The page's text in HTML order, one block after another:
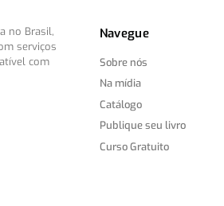
no Brasil,
serviços
com
Navegue
Sobre nós
Na mídia
Catálogo
Publique seu livro
Curso Gratuito